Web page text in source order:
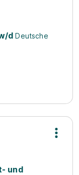
d Deutsche
und